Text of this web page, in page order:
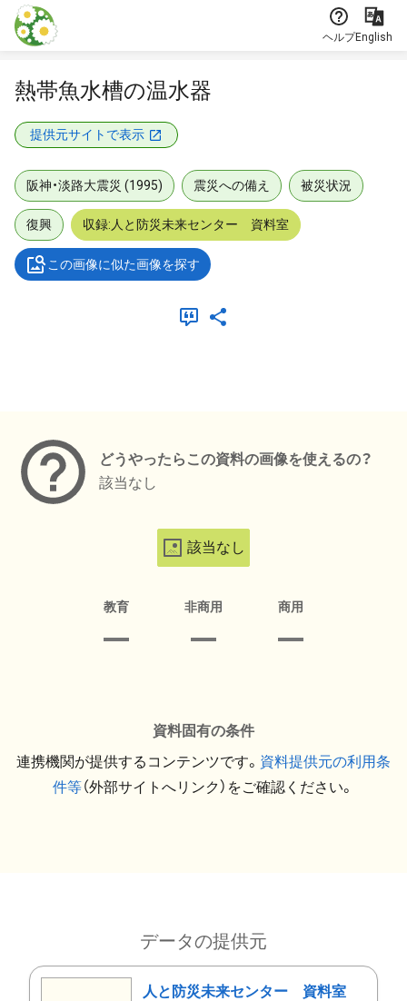
本文に飛ぶ
ヘルプEnglish
熱帯魚水槽の温水器
提供元サイトで表示
阪神・淡路大震災 (1995) 震災への備え 被災状況
復興 収録:人と防災未来センター 資料室
この画像に似た画像を探す
どうやったらこの資料の画像を使えるの？
該当なし
該当なし
教育 非商用 商用
資料固有の条件
連携機関が提供するコンテンツです。 資料提供元の利用条
件等（外部サイトへリンク）をご確認ください。
データの提供元
人と防災未来センター 資料室